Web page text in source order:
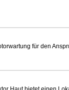
für den